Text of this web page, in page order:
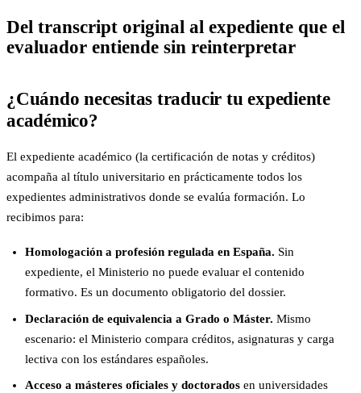
Del transcript original al expediente que el
evaluador entiende sin reinterpretar
¿Cuándo necesitas traducir tu expediente
académico?
El expediente académico (la certificación de notas y créditos)
acompaña al título universitario en prácticamente todos los
expedientes administrativos donde se evalúa formación. Lo
recibimos para:
Homologación a profesión regulada en España. Sin
expediente, el Ministerio no puede evaluar el contenido
formativo. Es un documento obligatorio del dossier.
Declaración de equivalencia a Grado o Máster. Mismo
escenario: el Ministerio compara créditos, asignaturas y carga
lectiva con los estándares españoles.
Acceso a másteres oficiales y doctoradosen universidades